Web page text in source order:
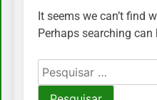
It seems we can’t find
Perhaps searching can
Pesquisar
por: